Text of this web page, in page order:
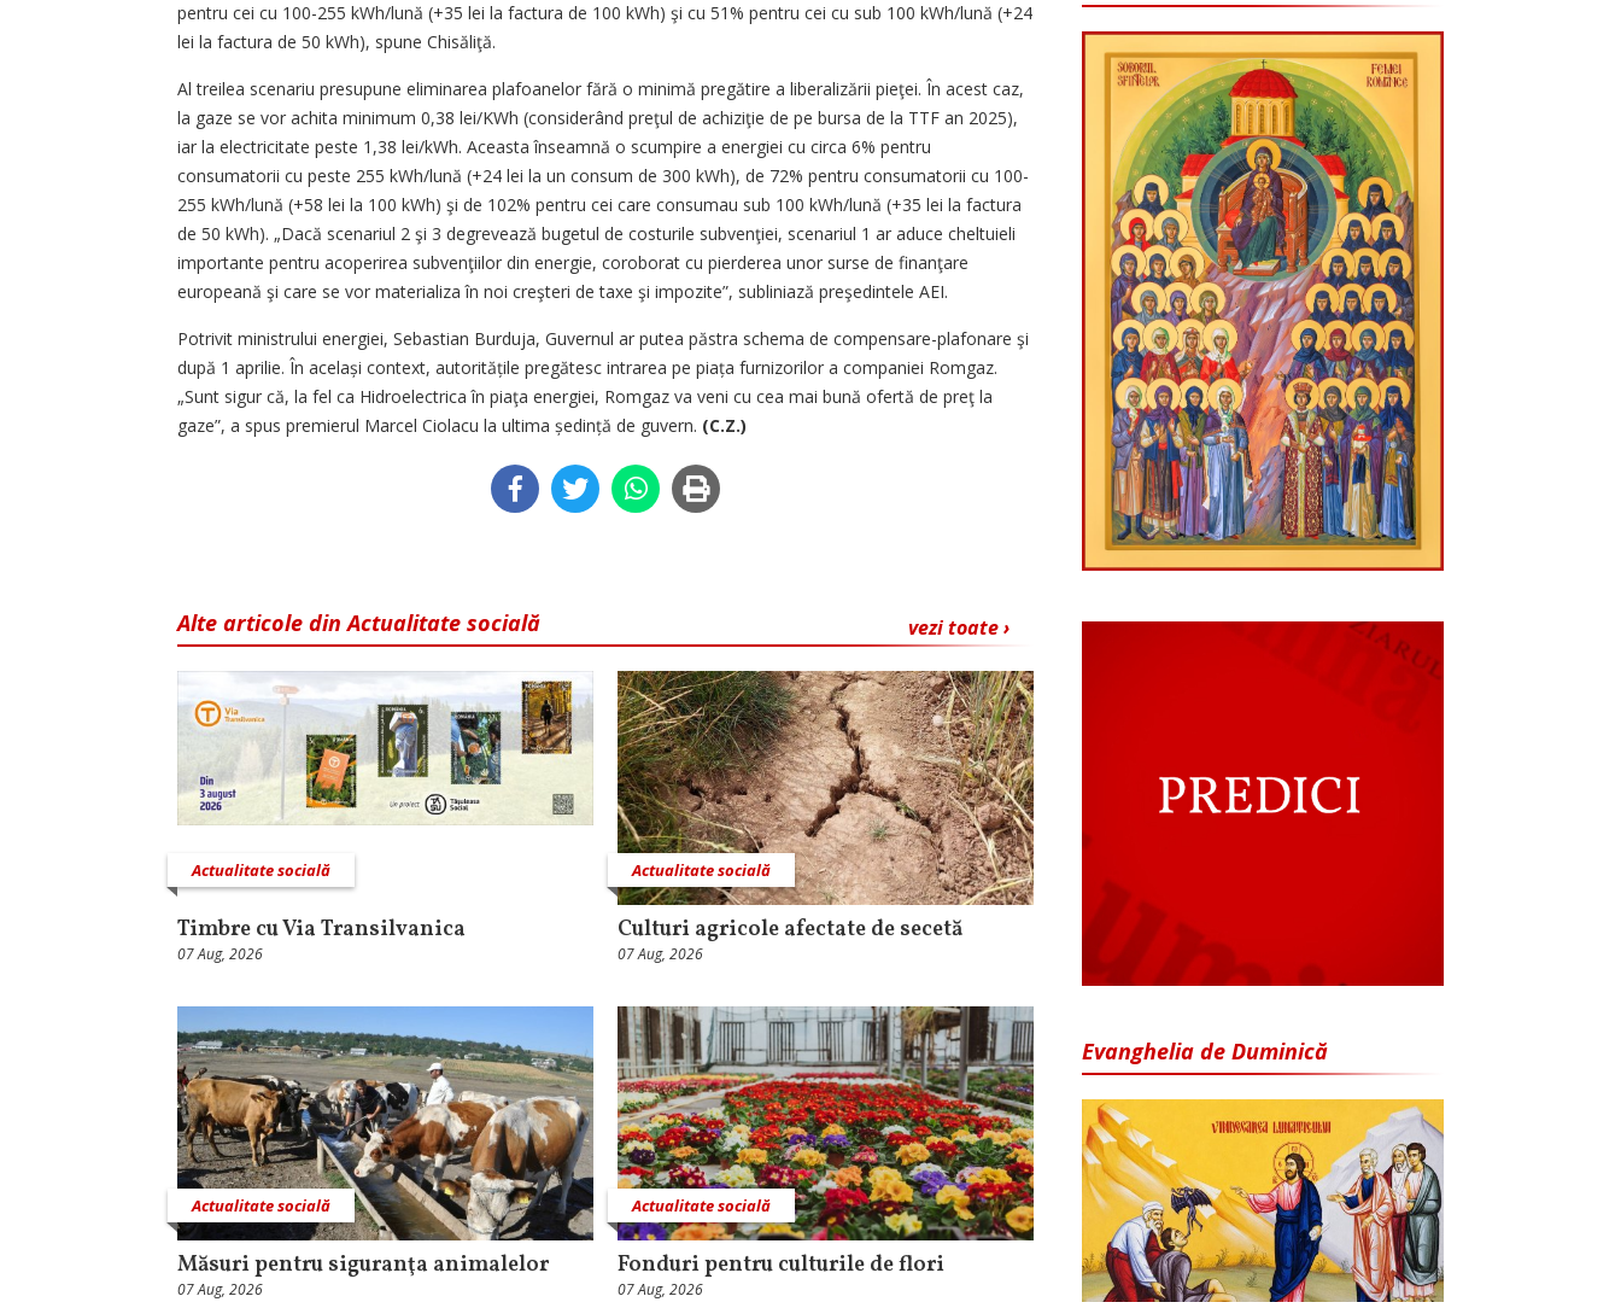
pentru cei cu 100-255 kWh/lună (+35 lei la factura de 100 kWh) şi cu 51% pentru cei cu sub 100 kWh/lună (+24
lei la factura de 50 kWh), spune Chisăliţă.
Al treilea scenariu presupune eliminarea plafoanelor fără o minimă pregătire a libera­lizării pieţei. În acest caz,
la gaze se vor achita minimum 0,38 lei/KWh (considerând preţul de achiziţie de pe bursa de la TTF an 2025),
iar la electricitate peste 1,38 lei/kWh. Aceasta înseamnă o scumpire a energiei cu circa 6% pentru
consumatorii cu peste 255 kWh/lună (+24 lei la un consum de 300 kWh), de 72% pentru consumatorii cu 100-
255 kWh/lună (+58 lei la 100 kWh) şi de 102% pentru cei care consumau sub 100 kWh/lună (+35 lei la factura
de 50 kWh). „Dacă scenariul 2 şi 3 degrevează bugetul de costurile subvenţiei, scenariul 1 ar aduce cheltuieli
importante pentru acoperirea subvenţiilor din energie, coroborat cu pierderea unor surse de finanţare
europeană şi care se vor materializa în noi creşteri de taxe şi impozite”, subliniază preşedintele AEI.
Potrivit ministrului energiei, Sebastian Burduja, Guvernul ar putea păstra schema de compensare-plafonare şi
după 1 aprilie. În același context, autoritățile pregătesc intrarea pe piața furnizorilor a companiei Romgaz.
„Sunt sigur că, la fel ca Hidroelectrica în piaţa energiei, Romgaz va veni cu cea mai bună ofertă de preţ la
gaze”, a spus premierul Marcel Ciolacu la ultima ședință de guvern. (C.Z.)
vezi toate ›
Alte articole din Actualitate socială
Actualitate socială
Timbre cu Via Transilvanica
07 Aug, 2026
Actualitate socială
Culturi agricole afectate de secetă
07 Aug, 2026
Actualitate socială
Măsuri pentru siguranţa animalelor
07 Aug, 2026
Actualitate socială
Fonduri pentru culturile de flori
07 Aug, 2026
Evanghelia de Duminică